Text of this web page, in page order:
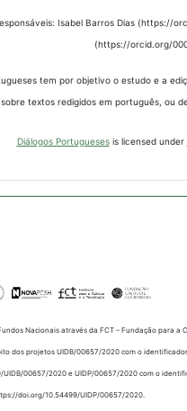
Isabel Barros Dias (https://
(https://orcid.org/
tem por objetivo o estudo e a
textos redigidos em português, ou
Diálogos Portuguesesis licensed under
Nacionais através da FCT – Fundação para a
dos projetos UIDB/00657/2020 com o
00657/2020 e UIDP/00657/2020 com o
doi.org/10.54499/UIDP/00657/2020.